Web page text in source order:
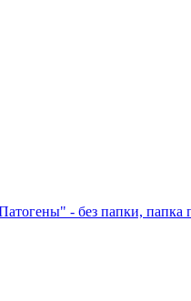
- без папки, папка